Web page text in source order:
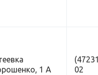
1 А
02